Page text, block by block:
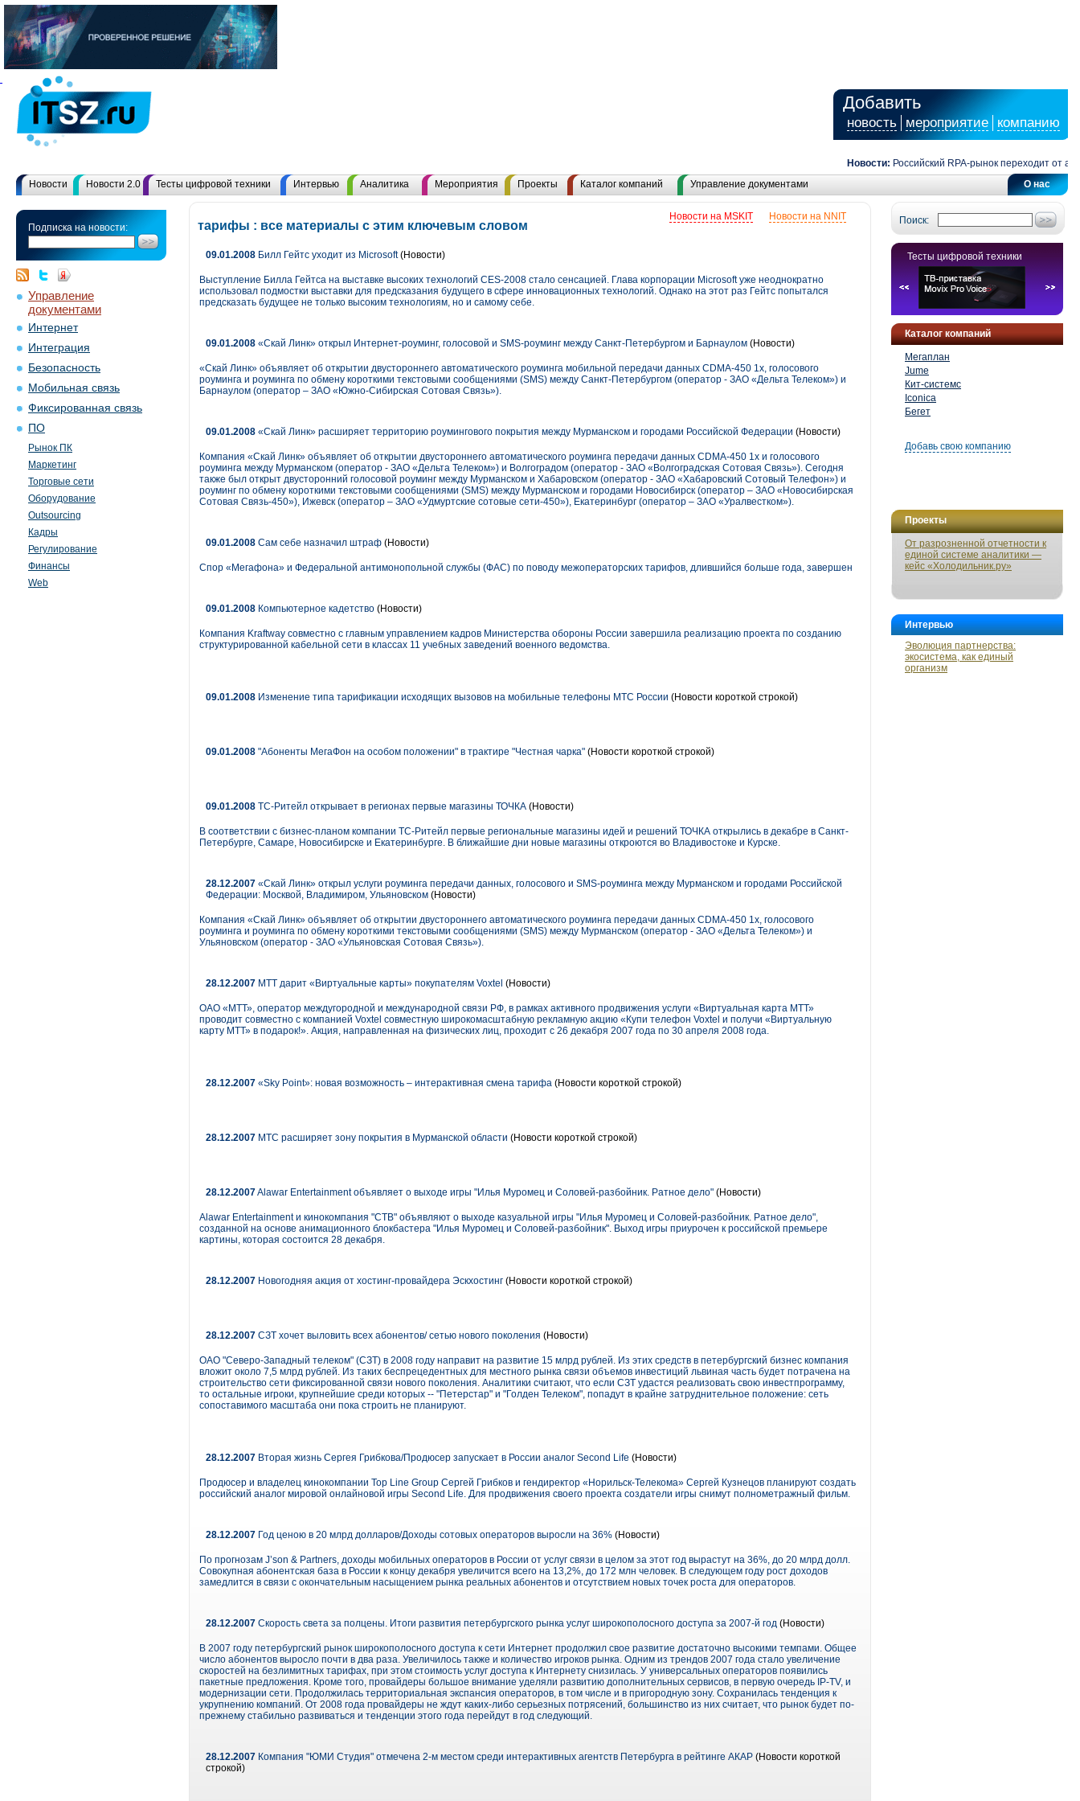
Добавить
новость мероприятие компанию
Новости: Российский RPA-рынок переходит от
О нас
Новости Новости 2.0 Тесты цифровой техники Интервью Аналитика Мероприятия Проекты Каталог компаний Управление документами
Подписка на новости:
Управление
документами
Интернет
Интеграция
Безопасность
Мобильная связь
Фиксированная связь
ПО
Рынок ПК
Маркетинг
Торговые сети
Оборудование
Outsourcing
Кадры
Регулирование
Финансы
Web
Поиск:
Тесты цифровой техники
Каталог компаний
Мегаплан
Jume
Кит-системс
Iconica
Бегет
Добавь свою компанию
Проекты
От разрозненной отчетности к
единой системе аналитики —
кейс «Холодильник.ру»
Интервью
Эволюция партнерства:
экосистема, как единый
организм
Новости на NNIT
Новости на MSKIT
тарифы : все материалы с этим ключевым словом
09.01.2008 Билл Гейтс уходит из Microsoft(Новости)
Выступление Билла Гейтса на выставке высоких технологий CES-2008 стало сенсацией. Глава корпорации Microsoft уже неоднократно
использовал подмостки выставки для предсказания будущего в сфере инновационных технологий. Однако на этот раз Гейтс попытался
предсказать будущее не только высоким технологиям, но и самому себе.
09.01.2008 «Скай Линк» открыл Интернет-роуминг, голосовой и SMS-роуминг между Санкт-Петербургом и Барнаулом (Новости)
«Скай Линк» объявляет об открытии двустороннего автоматического роуминга мобильной передачи данных CDMA-450 1x, голосового
роуминга и роуминга по обмену короткими текстовыми сообщениями (SMS) между Санкт-Петербургом (оператор - ЗАО «Дельта Телеком») и
Барнаулом (оператор – ЗАО «Южно-Сибирская Сотовая Связь»).
09.01.2008 «Скай Линк» расширяет территорию роумингового покрытия между Мурманском и городами Российской Федерации (Новости)
Компания «Скай Линк» объявляет об открытии двустороннего автоматического роуминга передачи данных CDMA-450 1x и голосового
роуминга между Мурманском (оператор - ЗАО «Дельта Телеком») и Волгоградом (оператор - ЗАО «Волгоградская Сотовая Связь»). Сегодня
также был открыт двусторонний голосовой роуминг между Мурманском и Хабаровском (оператор - ЗАО «Хабаровский Сотовый Телефон») и
роуминг по обмену короткими текстовыми сообщениями (SMS) между Мурманском и городами Новосибирск (оператор – ЗАО «Новосибирская
Сотовая Связь-450»), Ижевск (оператор – ЗАО «Удмуртские сотовые сети-450»), Екатеринбург (оператор – ЗАО «Уралвестком»).
09.01.2008 Сам себе назначил штраф (Новости)
Спор «Мегафона» и Федеральной антимонопольной службы (ФАС) по поводу межоператорских тарифов, длившийся больше года, завершен
09.01.2008 Компьютерное кадетство (Новости)
Компания Kraftway совместно с главным управлением кадров Министерства обороны России завершила реализацию проекта по созданию
структурированной кабельной сети в классах 11 учебных заведений военного ведомства.
09.01.2008 Изменение типа тарификации исходящих вызовов на мобильные телефоны МТС России (Новости короткой строкой)
09.01.2008 "Абоненты МегаФон на особом положении" в трактире "Честная чарка" (Новости короткой строкой)
09.01.2008 ТС-Ритейл открывает в регионах первые магазины ТОЧКА (Новости)
В соответствии с бизнес-планом компании ТС-Ритейл первые региональные магазины идей и решений ТОЧКА открылись в декабре в Санкт-
Петербурге, Самаре, Новосибирске и Екатеринбурге. В ближайшие дни новые магазины откроются во Владивостоке и Курске.
28.12.2007 «Скай Линк» открыл услуги роуминга передачи данных, голосового и SMS-роуминга между Мурманском и городами Российской
Федерации: Москвой, Владимиром, Ульяновском (Новости)
Компания «Скай Линк» объявляет об открытии двустороннего автоматического роуминга передачи данных CDMA-450 1x, голосового
роуминга и роуминга по обмену короткими текстовыми сообщениями (SMS) между Мурманском (оператор - ЗАО «Дельта Телеком») и
Ульяновском (оператор - ЗАО «Ульяновская Сотовая Связь»).
28.12.2007 МТТ дарит «Виртуальные карты» покупателям Voxtel (Новости)
ОАО «МТТ», оператор междугородной и международной связи РФ, в рамках активного продвижения услуги «Виртуальная карта МТТ»
проводит совместно с компанией Voxtel совместную широкомасштабную рекламную акцию «Купи телефон Voxtel и получи «Виртуальную
карту МТТ» в подарок!». Акция, направленная на физических лиц, проходит с 26 декабря 2007 года по 30 апреля 2008 года.
28.12.2007 «Sky Point»: новая возможность – интерактивная смена тарифа (Новости короткой строкой)
28.12.2007 МТС расширяет зону покрытия в Мурманской области (Новости короткой строкой)
28.12.2007Alawar Entertainment объявляет о выходе игры "Илья Муромец и Соловей-разбойник. Ратное дело" (Новости)
Alawar Entertainment и кинокомпания "СТВ" объявляют о выходе казуальной игры "Илья Муромец и Соловей-разбойник. Ратное дело",
созданной на основе анимационного блокбастера "Илья Муромец и Соловей-разбойник". Выход игры приурочен к российской премьере
картины, которая состоится 28 декабря.
28.12.2007 Новогодняя акция от хостинг-провайдера Эскхостинг (Новости короткой строкой)
28.12.2007 СЗТ хочет выловить всех абонентов/ сетью нового поколения (Новости)
ОАО "Северо-Западный телеком" (СЗТ) в 2008 году направит на развитие 15 млрд рублей. Из этих средств в петербургский бизнес компания
вложит около 7,5 млрд рублей. Из таких беспрецедентных для местного рынка связи объемов инвестиций львиная часть будет потрачена на
строительство сети фиксированной связи нового поколения. Аналитики считают, что если СЗТ удастся реализовать свою инвестпрограмму,
то остальные игроки, крупнейшие среди которых -- "Петерстар" и "Голден Телеком", попадут в крайне затруднительное положение: сеть
сопоставимого масштаба они пока строить не планируют.
28.12.2007 Вторая жизнь Сергея Грибкова/Продюсер запускает в России аналог Second Life (Новости)
Продюсер и владелец кинокомпании Top Line Group Сергей Грибков и гендиректор «Норильск-Телекома» Сергей Кузнецов планируют создать
российский аналог мировой онлайновой игры Second Life. Для продвижения своего проекта создатели игры снимут полнометражный фильм.
28.12.2007 Год ценою в 20 млрд долларов/Доходы сотовых операторов выросли на 36% (Новости)
По прогнозам J’son & Partners, доходы мобильных операторов в России от услуг связи в целом за этот год вырастут на 36%, до 20 млрд долл.
Совокупная абонентская база в России к концу декабря увеличится всего на 13,2%, до 172 млн человек. В следующем году рост доходов
замедлится в связи с окончательным насыщением рынка реальных абонентов и отсутствием новых точек роста для операторов.
28.12.2007 Скорость света за полцены. Итоги развития петербургского рынка услуг широкополосного доступа за 2007-й год (Новости)
В 2007 году петербургский рынок широкополосного доступа к сети Интернет продолжил свое развитие достаточно высокими темпами. Общее
число абонентов выросло почти в два раза. Увеличилось также и количество игроков рынка. Одним из трендов 2007 года стало увеличение
скоростей на безлимитных тарифах, при этом стоимость услуг доступа к Интернету снизилась. У универсальных операторов появились
пакетные предложения. Кроме того, провайдеры большое внимание уделяли развитию дополнительных сервисов, в первую очередь IP-TV, и
модернизации сети. Продолжилась территориальная экспансия операторов, в том числе и в пригородную зону. Сохранилась тенденция к
укрупнению компаний. От 2008 года провайдеры не ждут каких-либо серьезных потрясений, большинство из них считает, что рынок будет по-
прежнему стабильно развиваться и тенденции этого года перейдут в год следующий.
28.12.2007 Компания "ЮМИ Студия" отмечена 2-м местом среди интерактивных агентств Петербурга в рейтинге АКАР (Новости короткой
строкой)